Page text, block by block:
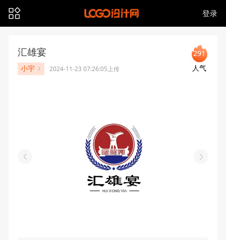
登录
汇雄宴
小宇 2024-11-23 07:26:05上传
291
人气